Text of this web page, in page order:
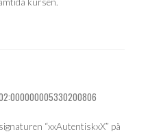
“xxAutentiskxX” på